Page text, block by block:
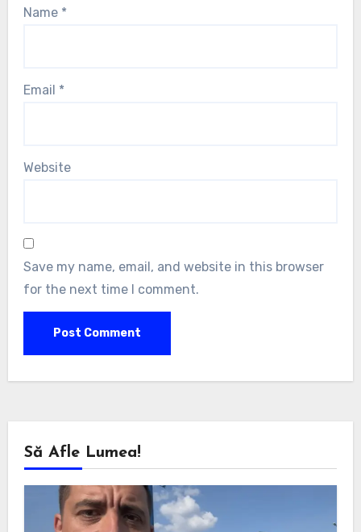
Name *
Email *
Website
Save my name, email, and website in this browser
for the next time I comment.
Să Afle Lumea!